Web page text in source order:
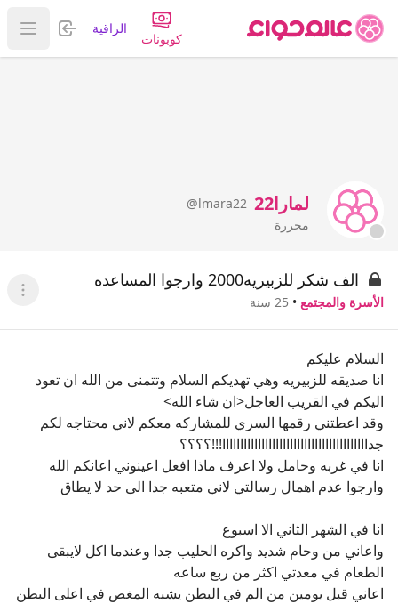
كوبونات
الراقية تسجيل
عرض
لمارا22
@lmara22
محررة
الف شكر للزبيريه2000 وارجوا المساعده
الأسرة والمجتمع • 25 سنة عرض
السلام عليكم
انا صديقه للزبيريه وهي تهديكم السلام وتتمنى من الله ان تعود
اليكم في القريب العاجل<ان شاء الله>
وقد اعطتني رقمها السري للمشاركه معكم لاني محتاجه لكم
جدااااااااااااااااااااااااااااااااااااااااا!!!؟؟؟؟
انا في غربه وحامل ولا اعرف ماذا افعل اعينوني اعانكم الله
وارجوا عدم اهمال رسالتي لاني متعبه جدا الى حد لا يطاق
انا في الشهر الثاني الا اسبوع
واعاني من وحام شديد واكره الحليب جدا وعندما اكل لايبقى
الطعام في معدتي اكثر من ربع ساعه
اعاني قبل يومين من الم في البطن يشبه المغص في اعلى البطن